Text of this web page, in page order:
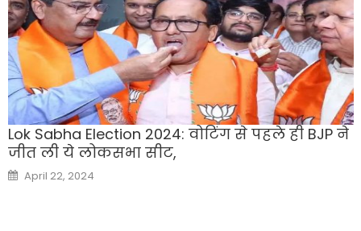
Lok Sabha Election 2024: वोटिंग से पहले ही BJP ने
जीत ली ये लोकसभा सीट,
Posted
on
April 22, 2024